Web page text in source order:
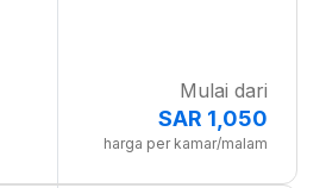
Mulai dari
SAR 1,050
harga per kamar/malam